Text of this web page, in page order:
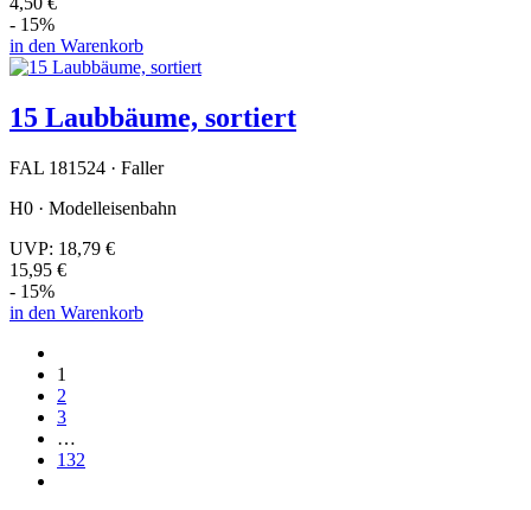
- 15%
in den Warenkorb
15 Laubbäume, sortiert
FAL 181524 · Faller
H0 · Modelleisenbahn
UVP: 18,79 €
15,95 €
- 15%
in den Warenkorb
1
2
3
…
132